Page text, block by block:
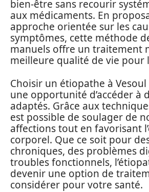
bien-être sans recourir
aux médicaments. En
approche orientée sur les
symptômes, cette méthode
manuels offre un traitement
meilleure qualité de vie pour
Choisir un étiopathe à
une opportunité d’accéder à
adaptés. Grâce aux
est possible de soulager de
affections tout en favorisant
corporel. Que ce soit pour
chroniques, des problèmes
troubles fonctionnels,
devenir une option de
considérer pour votre santé.